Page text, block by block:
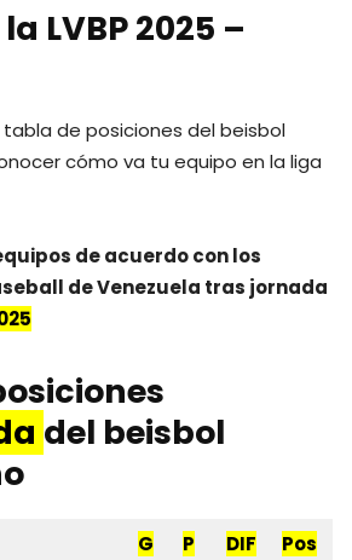
LVBP 2025 –
de posiciones del beisbol
cómo va tu equipo en la liga
de acuerdo con los
de Venezuela tras jornada
del beisbol
G P DIF
Pos